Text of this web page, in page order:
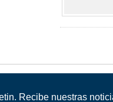
Recibe nuestras